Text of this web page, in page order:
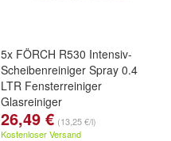
5x FÖRCH R530 Intensiv-
Scheibenreiniger Spray 0.4
LTR Fensterreiniger
Glasreiniger
26,49 € (13,25 €/l)
Kostenloser Versand